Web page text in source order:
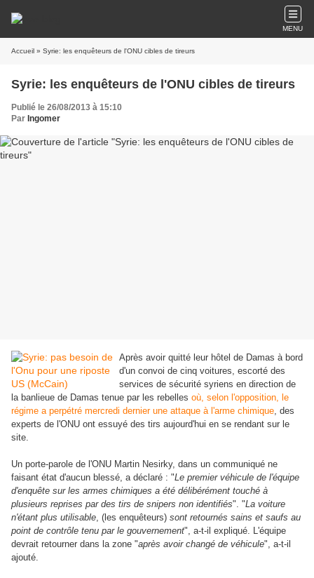
MENU
Accueil » Syrie: les enquêteurs de l'ONU cibles de tireurs
Syrie: les enquêteurs de l'ONU cibles de tireurs
Publié le 26/08/2013 à 15:10
Par Ingomer
Après avoir quitté leur hôtel de Damas à bord
d'un convoi de cinq voitures, escorté des
services de sécurité syriens en direction de
la banlieue de Damas tenue par les rebelles où, selon l'opposition, le
régime a perpétré mercredi dernier une attaque à l'arme chimique, des
experts de l'ONU ont essuyé des tirs aujourd'hui en se rendant sur le
site.
Un porte-parole de l'ONU Martin Nesirky, dans un communiqué ne
faisant état d'aucun blessé, a déclaré : "Le premier véhicule de l'équipe
d'enquête sur les armes chimiques a été délibérément touché à
plusieurs reprises par des tirs de snipers non identifiés". "La voiture
n'étant plus utilisable, (les enquêteurs) sont retournés sains et saufs au
point de contrôle tenu par le gouvernement", a-t-il expliqué. L'équipe
devrait retourner dans la zone "après avoir changé de véhicule", a-t-il
ajouté.